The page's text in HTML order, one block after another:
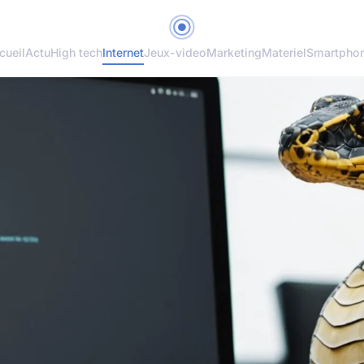
ActuHigh techInternetJeux-videoMarketingMateriel